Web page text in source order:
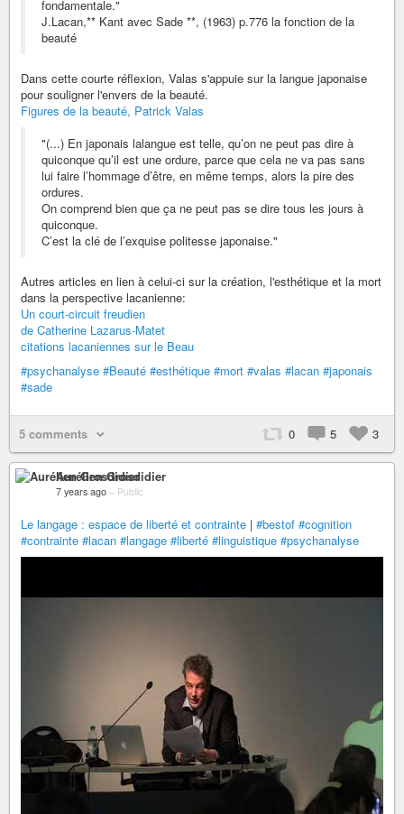
fondamentale."
J.Lacan,** Kant avec Sade **, (1963) p.776 la fonction de la
beauté
Dans cette courte réflexion, Valas s'appuie sur la langue japonaise
pour souligner l'envers de la beauté.
Figures de la beauté, Patrick Valas
"(...) En japonais lalangue est telle, qu’on ne peut pas dire à
quiconque qu’il est une ordure, parce que cela ne va pas sans
lui faire l’hommage d’être, en même temps, alors la pire des
ordures.
On comprend bien que ça ne peut pas se dire tous les jours à
quiconque.
C’est la clé de l’exquise politesse japonaise."
Autres articles en lien à celui-ci sur la création, l'esthétique et la mort
dans la perspective lacanienne:
Un court-circuit freudien
de Catherine Lazarus-Matet
citations lacaniennes sur le Beau
#psychanalyse #Beauté #esthétique #mort #valas #lacan #japonais
#sade
5 comments 0 5 3
Aurélien Grosdidier
7 years ago – Public
Le langage : espace de liberté et contrainte | #bestof #cognition
#contrainte #lacan #langage #liberté #linguistique #psychanalyse